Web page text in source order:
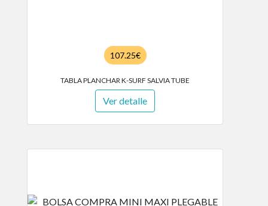
107.25€
TABLA PLANCHAR K-SURF SALVIA TUBE
Ver detalle